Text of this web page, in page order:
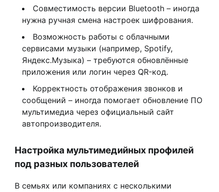
Совместимость версии Bluetooth – иногда
нужна ручная смена настроек шифрования.
Возможность работы с облачными
сервисами музыки (например, Spotify,
Яндекс.Музыка) – требуются обновлённые
приложения или логин через QR-код.
Корректность отображения звонков и
сообщений – иногда помогает обновление ПО
мультимедиа через официальный сайт
автопроизводителя.
Настройка мультимедийных профилей
под разных пользователей
В семьях или компаниях с несколькими